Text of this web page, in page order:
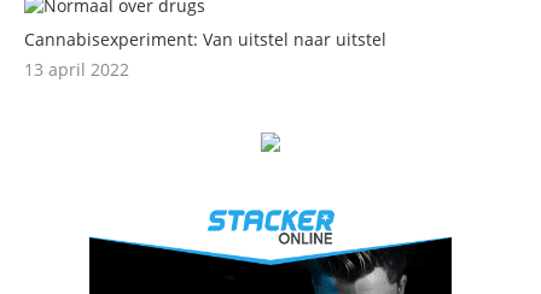
Cannabisexperiment: Van uitstel naar uitstel
13 april 2022